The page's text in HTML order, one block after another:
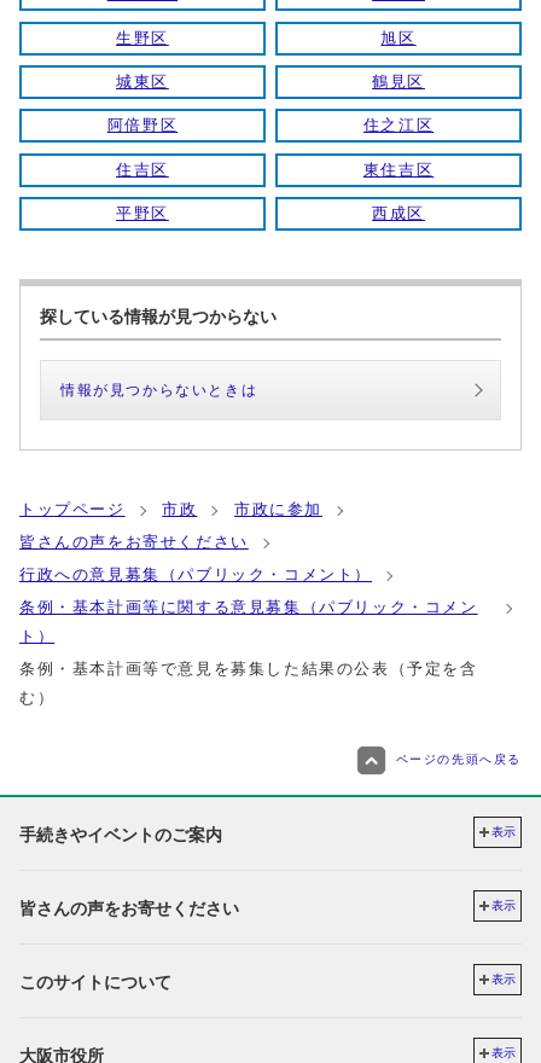
生野区 旭区
城東区 鶴見区
阿倍野区 住之江区
住吉区 東住吉区
平野区 西成区
探している情報が見つからない
情報が見つからないときは
トップページ 市政
市政に参加
皆さんの声をお寄せください
行政への意見募集（パブリック・コメント）
条例・基本計画等に関する意見募集（パブリック・コメン
ト）
条例・基本計画等で意見を募集した結果の公表（予定を含
む）
ページの先頭へ戻る
手続きやイベントのご案内 表示
皆さんの声をお寄せください 表示
このサイトについて 表示
大阪市役所 表示